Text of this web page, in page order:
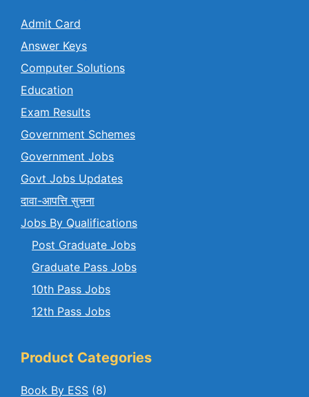
Admit Card
Answer Keys
Computer Solutions
Education
Exam Results
Government Schemes
Government Jobs
Govt Jobs Updates
दावा-आपत्ति सुचना
Jobs By Qualifications
Post Graduate Jobs
Graduate Pass Jobs
10th Pass Jobs
12th Pass Jobs
Product Categories
Book By ESS (8)